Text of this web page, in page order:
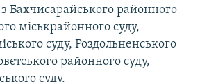
з Бахчисарайського районного
міськрайонного суду,
суду, Роздольненського
районного суду,
суду.